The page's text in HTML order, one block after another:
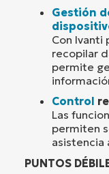
Gestión
Con Ivanti
recopilar
permite
Control
Las
permiten
asistencia
PUNTOS